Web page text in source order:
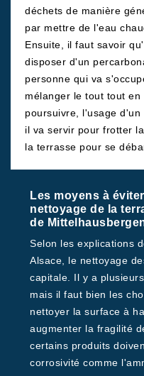
déchets de manière
par mettre de l'eau
Ensuite, il faut savoir
disposer d'un
personne qui va
mélanger le tout tout
poursuivre, l'usage
il va servir pour frotter
la terrasse pour se
Les moyens à
nettoyage de la
de
Selon les explications
Alsace, le nettoyage
capitale. Il y a
mais il faut bien les
nettoyer la surface à
augmenter la fragilité
certains produits
corrosivité comme